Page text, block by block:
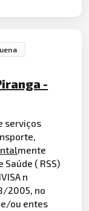
-
serviços
mente
( RSS)
n
2005, no
ou entes